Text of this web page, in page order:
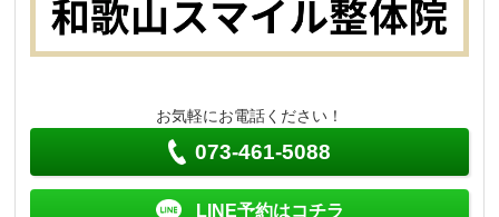
お気軽にお電話ください！
073-461-5088
LINE予約はコチラ